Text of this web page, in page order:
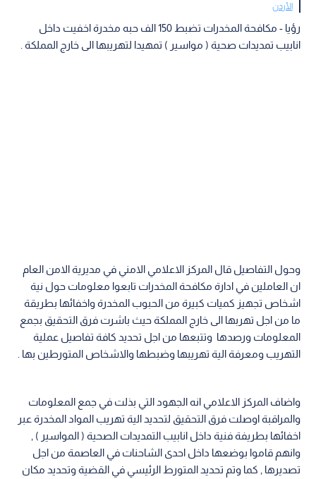
الأردن
رؤيا - مكافحة المخدرات تضبط 150 الف حبه مخدرة اخفيت داخل
انابيب تمديدات صحية ( مواسير ) تمهيدا لتهريبها الى خارج المملكة .
وحول التفاصيل قال المركز الاعلامي الامني في مديرية الامن العام
ان العاملين في ادارة مكافحة المخدرات تابعوا معلومات حول نية
اشخاص تجهيز كميات كبيرة من الحبوب المخدرة واخفائها بطريقة
ما من اجل تهربها الى خارج المملكة حيث باشرت فرق التحقيق بجمع
المعلومات ورصدها وتتبعها من اجل تحديد كافة تفاصيل عملية
التهريب ومعرفة الية تهريبها وضبطها والاشخاص المتورطين بها .
واضاف المركز الاعلامي انه الجهود التي بذلت في جمع المعلومات
والمراقبة اوصلت فرق التحقيق لتحديد الية تهريب المواد المخدرة عبر
اخفائها بطريفة فنية داخل انابيب التمديدات الصحية ( المواسير ) ,
وانهم قاموا بوضعها داخل احدى الشاحنات في العاصمة من اجل
تصديرها , كما وتم تحديد المتورط الرئيسي في القضية وتحديد مكان